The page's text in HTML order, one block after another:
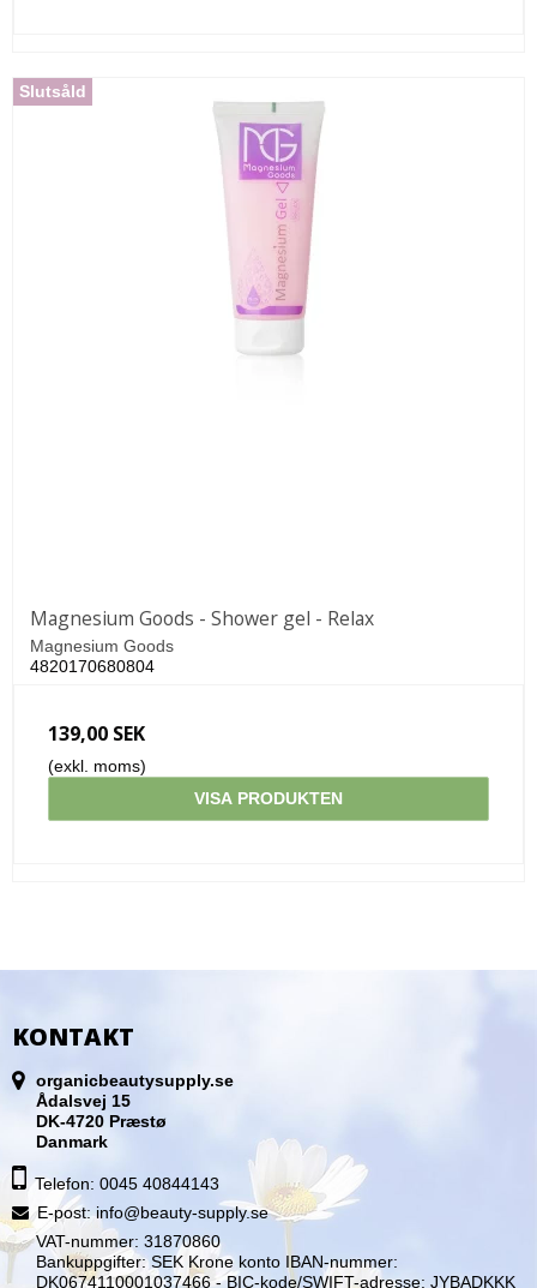
Slutsåld
Magnesium Goods - Shower gel - Relax
Magnesium Goods
4820170680804
139,00 SEK
(exkl. moms)
VISA PRODUKTEN
KONTAKT
organicbeautysupply.se
Ådalsvej 15
DK-4720 Præstø
Danmark
Telefon: 0045 40844143
E-post: info@beauty-supply.se
VAT-nummer: 31870860
Bankuppgifter: SEK Krone konto IBAN-nummer:
DK0674110001037466 - BIC-kode/SWIFT-adresse: JYBADKKK